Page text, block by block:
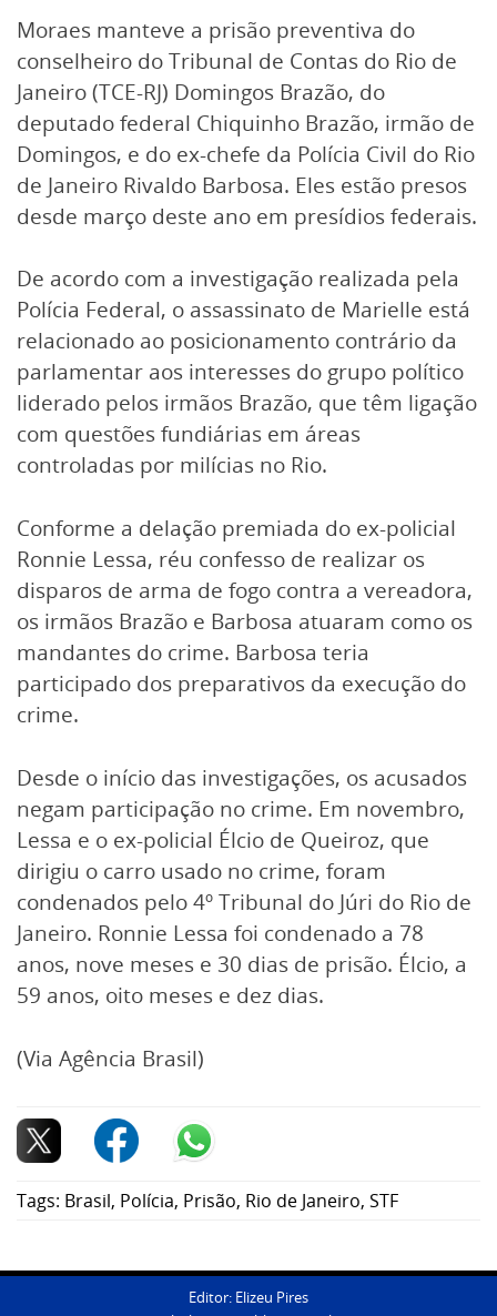
Moraes manteve a prisão preventiva do
conselheiro do Tribunal de Contas do Rio de
Janeiro (TCE-RJ) Domingos Brazão, do
deputado federal Chiquinho Brazão, irmão de
Domingos, e do ex-chefe da Polícia Civil do Rio
de Janeiro Rivaldo Barbosa. Eles estão presos
desde março deste ano em presídios federais.
De acordo com a investigação realizada pela
Polícia Federal, o assassinato de Marielle está
relacionado ao posicionamento contrário da
parlamentar aos interesses do grupo político
liderado pelos irmãos Brazão, que têm ligação
com questões fundiárias em áreas
controladas por milícias no Rio.
Conforme a delação premiada do ex-policial
Ronnie Lessa, réu confesso de realizar os
disparos de arma de fogo contra a vereadora,
os irmãos Brazão e Barbosa atuaram como os
mandantes do crime. Barbosa teria
participado dos preparativos da execução do
crime.
Desde o início das investigações, os acusados
negam participação no crime. Em novembro,
Lessa e o ex-policial Élcio de Queiroz, que
dirigiu o carro usado no crime, foram
condenados pelo 4º Tribunal do Júri do Rio de
Janeiro. Ronnie Lessa foi condenado a 78
anos, nove meses e 30 dias de prisão. Élcio, a
59 anos, oito meses e dez dias.
(Via Agência Brasil)
Tags: Brasil, Polícia, Prisão, Rio de Janeiro, STF
Editor: Elizeu Pires